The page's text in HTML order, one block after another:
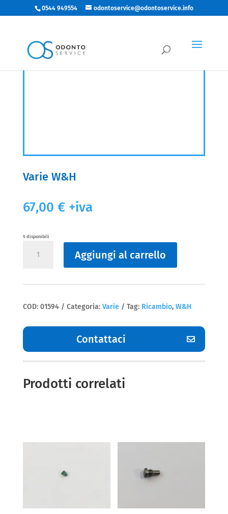
0544 949554 odontoservice@odontoservice.info
Varie W&H
67,00 € +iva
5 disponibili
Aggiungi al carrello
COD: 01594 Categoria: Varie Tag: Ricambio, W&H
Contattaci
Prodotti correlati